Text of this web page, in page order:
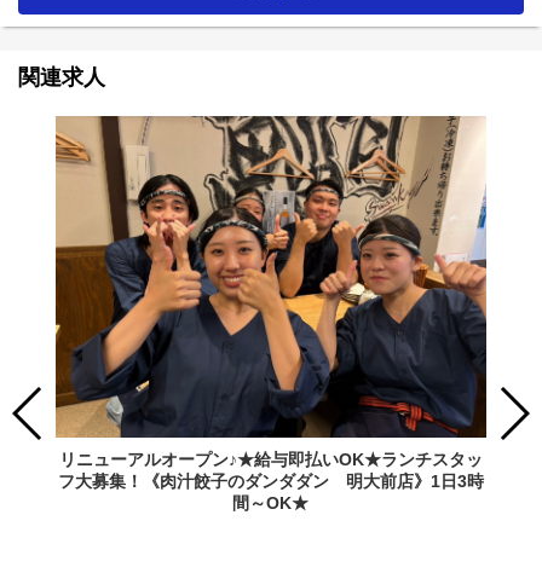
関連求人
リニューアルオープン♪★給与即払いOK★ランチスタッ
フ大募集！《肉汁餃子のダンダダン 明大前店》1日3時
間～OK★